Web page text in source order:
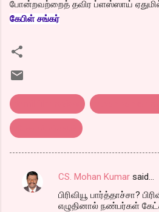
போன்றவற்றைத் தவிர ப்ளஸ்ஸாய்
கேபிள் சங்கர்
C
CS. Mohan Kumar said…
பிரிவியூ பார்த்தாச்சா?
எழுதினால் நண்பர்கள்